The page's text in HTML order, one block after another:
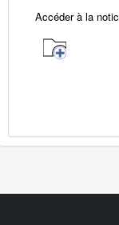
Accéder à la